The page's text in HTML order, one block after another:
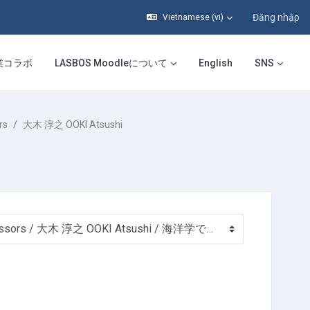
Vietnamese ‎(vi)‎ Đăng nhập
コラボ LASBOS Moodleについて English SNS
大木 淳之 OOKI Atsushi